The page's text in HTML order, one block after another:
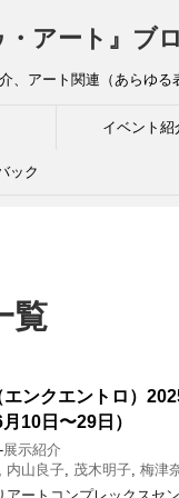
アート』ブ
、アート関連（あらゆ
イベント紹
ック
覧
エンクエントロ）
10日〜29日）
-展示紹介
, 内山良子, 茂木明子, 梅津